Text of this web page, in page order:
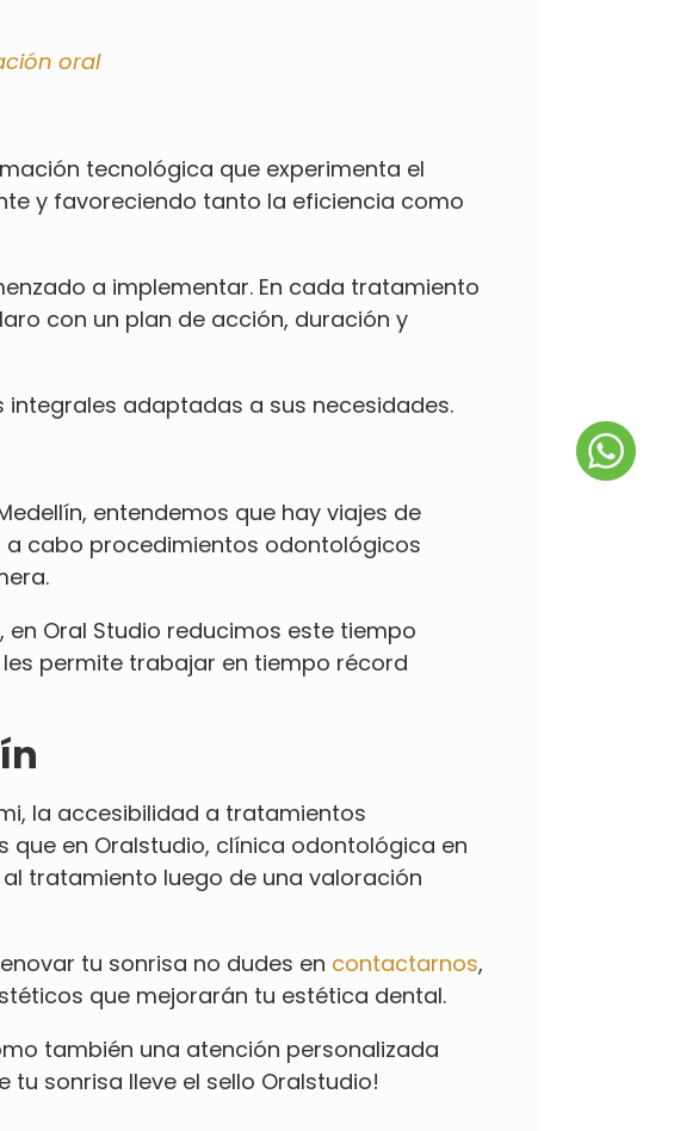
oral
tecnológica que experimenta el
y favoreciendo tanto la eficiencia como
a implementar. En cada tratamiento
con un plan de acción, duración y
adaptadas a sus necesidades.
, entendemos que hay viajes de
a cabo procedimientos odontológicos
Oral Studio reducimos este tiempo
permite trabajar en tiempo récord
la accesibilidad a tratamientos
que en Oralstudio, clínica odontológica en
tratamiento luego de una valoración
tu sonrisa no dudes en contactarnos,
que mejorarán tu estética dental.
también una atención personalizada
sonrisa lleve el sello Oralstudio!